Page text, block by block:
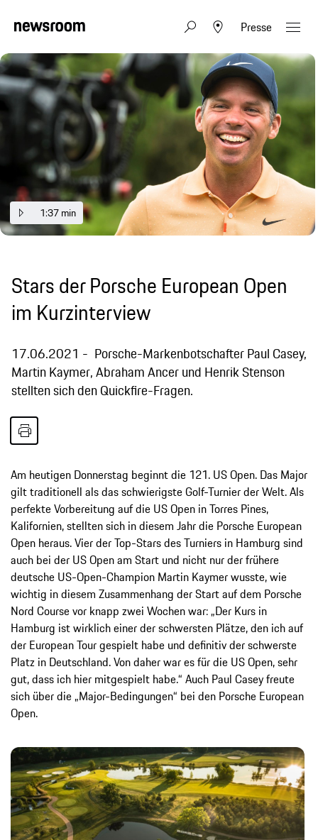
Presse
1:37 min
Stars der Porsche European Open
im Kurzinterview
17.06.2021
Porsche-Markenbotschafter Paul Casey,
Martin Kaymer, Abraham Ancer und Henrik Stenson
stellten sich den Quickfire-Fragen.
Am heutigen Donnerstag beginnt die 121. US Open. Das Major
gilt traditionell als das schwierigste Golf-Turnier der Welt. Als
perfekte Vorbereitung auf die US Open in Torres Pines,
Kalifornien, stellten sich in diesem Jahr die Porsche European
Open heraus. Vier der Top-Stars des Turniers in Hamburg sind
auch bei der US Open am Start und nicht nur der frühere
deutsche US-Open-Champion Martin Kaymer wusste, wie
wichtig in diesem Zusammenhang der Start auf dem Porsche
Nord Course vor knapp zwei Wochen war: „Der Kurs in
Hamburg ist wirklich einer der schwersten Plätze, den ich auf
der European Tour gespielt habe und definitiv der schwerste
Platz in Deutschland. Von daher war es für die US Open, sehr
gut, dass ich hier mitgespielt habe.“ Auch Paul Casey freute
sich über die „Major-Bedingungen“ bei den Porsche European
Open.